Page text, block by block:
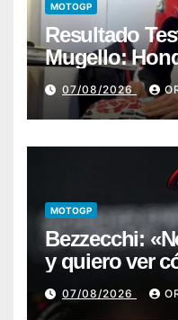
MOTOGP
Resultado
Mugello:
07/08/2026
MOTOGP
Bezzecchi:
y quiero ver
moto; desde
guerra»
07/08/2026